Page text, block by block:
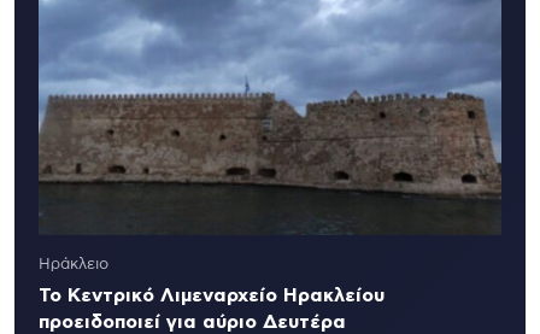
Ηράκλειο
Το Κεντρικό Λιμεναρχείο Ηρακλείου
προειδοποιεί για αύριο Δευτέρα